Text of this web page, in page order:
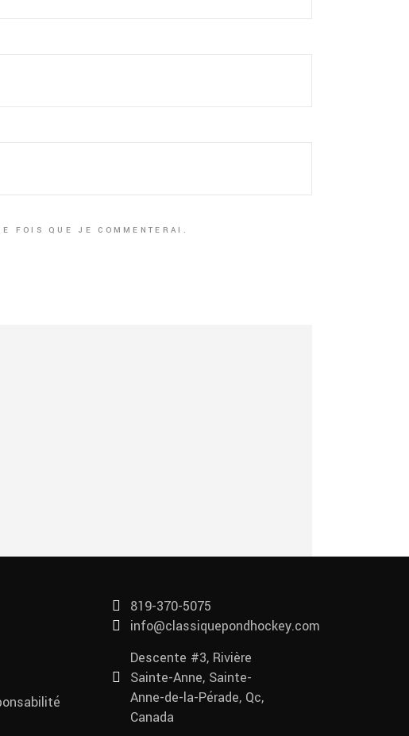
FOIS QUE JE COMMENTERAI.
819-370-5075
info@classiquepondhockey.com
Descente #3, Rivière
Sainte-Anne, Sainte-
Anne-de-la-Pérade, Qc,
Canada